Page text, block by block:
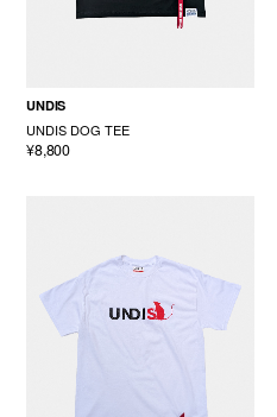
UNDIS
UNDIS DOG TEE
¥8,800